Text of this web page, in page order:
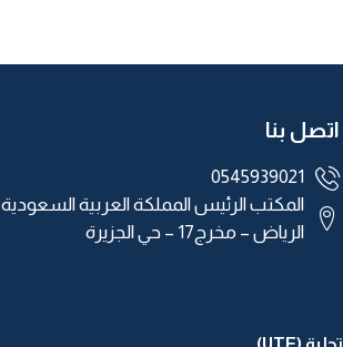
اتصل بنا
0545939021
المكتب الرئيس المملكة العربية السعودية
الرياض – مخرج17 – حي الجزيرة